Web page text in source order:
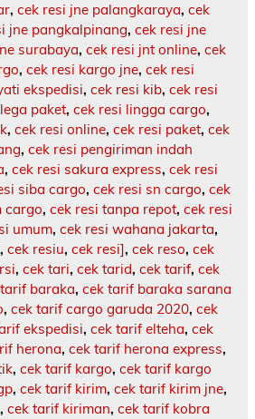
, cek resi jne palangkaraya, cek
jne pangkalpinang, cek resi jne
surabaya, cek resi jnt online, cek
, cek resi kargo jne, cek resi
ekspedisi, cek resi kib, cek resi
paket, cek resi lingga cargo,
, cek resi online, cek resi paket, cek
, cek resi pengiriman indah
, cek resi sakura express, cek resi
siba cargo, cek resi sn cargo, cek
cargo, cek resi tanpa repot, cek resi
umum, cek resi wahana jakarta,
, cek resiu, cek resi], cek reso, cek
, cek tari, cek tarid, cek tarif, cek
baraka, cek tarif baraka sarana
, cek tarif cargo garuda 2020, cek
ekspedisi, cek tarif elteha, cek
herona, cek tarif herona express,
, cek tarif kargo, cek tarif kargo
, cek tarif kirim, cek tarif kirim jne,
, cek tarif kiriman, cek tarif kobra